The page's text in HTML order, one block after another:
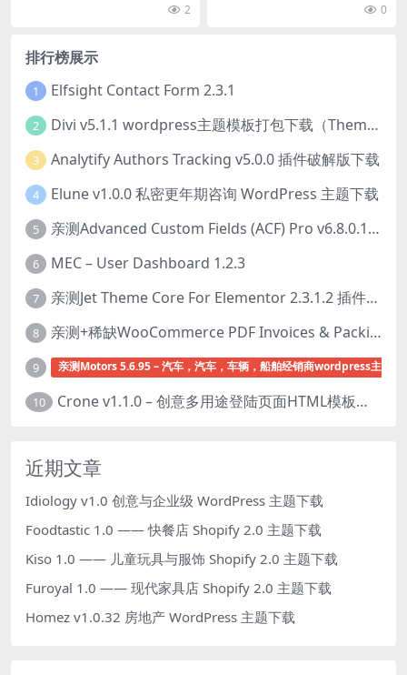
2 0
排行榜展示
1 Elfsight Contact Form 2.3.1
2 Divi v5.1.1 wordpress主题模板打包下载（Theme + Builder+ Extra Theme + Templates + Layouts + PSD）
3 Analytify Authors Tracking v5.0.0 插件破解版下载
4 Elune v1.0.0 私密更年期咨询 WordPress 主题下载
5 亲测Advanced Custom Fields (ACF) Pro v6.8.0.1 + Advanced Custom Fields: Extended PRO v0.9.2.3 | 网站开发自定义字段插件下载
6 MEC – User Dashboard 1.2.3
7 亲测Jet Theme Core For Elementor 2.3.1.2 插件下载
8 亲测+稀缺WooCommerce PDF Invoices & Packing Slips Professional v2.20.0 + Templates v2.25.1 [by WpOverNight] WooCommerce PDF 发票和装箱单插件下载
9 亲测Motors 5.6.95 – 汽车，汽车，车辆，船舶经销商wordpress主题下
10 Crone v1.1.0 – 创意多用途登陆页面HTML模板下载
近期文章
Idiology v1.0 创意与企业级 WordPress 主题下载
Foodtastic 1.0 —— 快餐店 Shopify 2.0 主题下载
Kiso 1.0 —— 儿童玩具与服饰 Shopify 2.0 主题下载
Furoyal 1.0 —— 现代家具店 Shopify 2.0 主题下载
Homez v1.0.32 房地产 WordPress 主题下载